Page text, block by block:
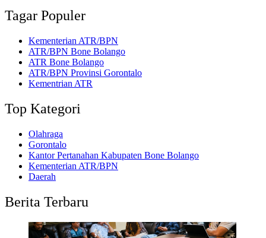
Tagar Populer
Kementerian ATR/BPN
ATR/BPN Bone Bolango
ATR Bone Bolango
ATR/BPN Provinsi Gorontalo
Kementrian ATR
Top Kategori
Olahraga
Gorontalo
Kantor Pertanahan Kabupaten Bone Bolango
Kementerian ATR/BPN
Daerah
Berita Terbaru